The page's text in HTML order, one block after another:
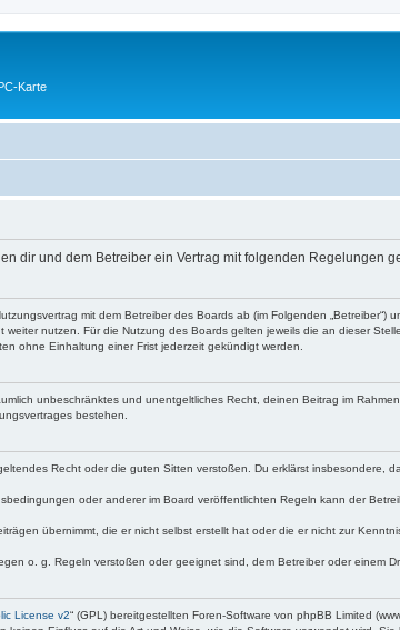
Karte
dir und dem Betreiber ein Vertrag mit folgenden Regelungen
mit dem Betreiber des Boards ab (im Folgenden
nutzen. Für die Nutzung des Boards gelten jeweils die an dieser
ohne Einhaltung einer Frist jederzeit gekündigt werden.
unbeschränktes und unentgeltliches Recht, deinen Beitrag im
bestehen.
Recht oder die guten Sitten verstoßen. Du erklärst insbesondere,
oder anderer im Board veröffentlichten Regeln kann der
übernimmt, die er nicht selbst erstellt hat oder die er nicht zur
o. g. Regeln verstoßen oder geeignet sind, dem Betreiber oder einem
License v2“ (GPL) bereitgestellten Foren-Software von phpBB Limited